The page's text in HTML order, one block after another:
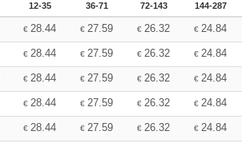
12-35 36-71 72-143 144-287
€28.44 €27.59 €26.32 €24.84
€28.44 €27.59 €26.32 €24.84
€28.44 €27.59 €26.32 €24.84
€28.44 €27.59 €26.32 €24.84
€28.44 €27.59 €26.32 €24.84